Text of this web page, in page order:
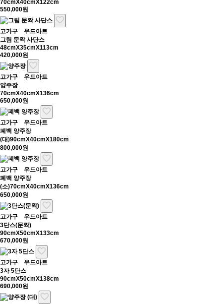
70cmX40cmX122cm
550,000원
고가구 우드아트
그림 문짝 사단스
48cmX35cmX113cm
420,000원
고가구 우드아트
양주장
70cmX40cmX136cm
650,000원
고가구 우드아트
폐백 양주장
(대)90cmX40cmX180cm
800,000원
고가구 우드아트
폐백 양주장
(소)70cmX40cmX136cm
650,000원
고가구 우드아트
3단스(문짝)
90cmX50cmX133cm
670,000원
고가구 우드아트
3자 5단스
90cmX50cmX138cm
690,000원